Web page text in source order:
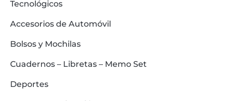
Tecnológicos
Accesorios de Automóvil
Bolsos y Mochilas
Cuadernos – Libretas – Memo Set
Deportes